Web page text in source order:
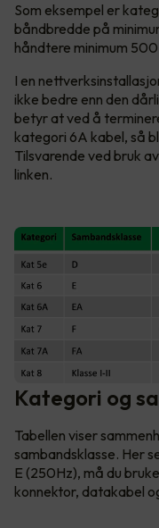
Som eksempel er
båndbredde på
håndtere minimum
I en
ikke bedre enn den
betyr at ved å
kategori 6A kabel, så
Tilsvarende ved bruk
linken.
Kategori og
Tabellen viser
sambandsklasse. Her
E (250Hz), må du
konnektor, datakabel